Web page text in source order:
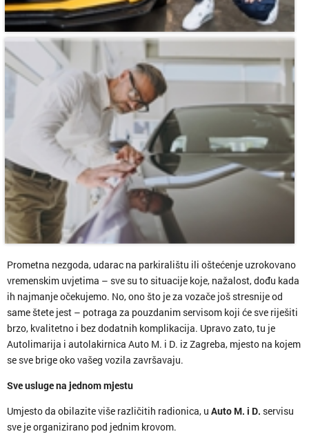
Prometna nezgoda, udarac na parkiralištu ili oštećenje uzrokovano
vremenskim uvjetima – sve su to situacije koje, nažalost, dođu kada
ih najmanje očekujemo. No, ono što je za vozače još stresnije od
same štete jest – potraga za pouzdanim servisom koji će sve riješiti
brzo, kvalitetno i bez dodatnih komplikacija. Upravo zato, tu je
Autolimarija i autolakirnica Auto M. i D. iz Zagreba, mjesto na kojem
se sve brige oko vašeg vozila završavaju.
Sve usluge na jednom mjestu
Umjesto da obilazite više različitih radionica, u Auto M. i D. servisu
sve je organizirano pod jednim krovom.